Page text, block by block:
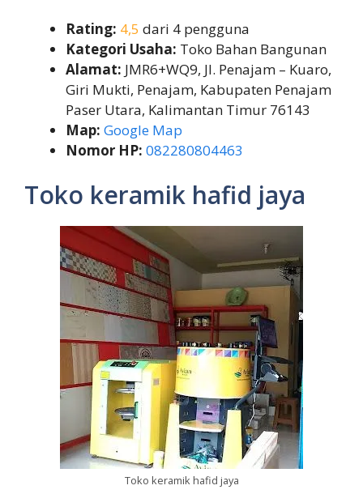
Rating: 4,5 dari 4 pengguna
Kategori Usaha: Toko Bahan Bangunan
Alamat: JMR6+WQ9, Jl. Penajam – Kuaro,
Giri Mukti, Penajam, Kabupaten Penajam
Paser Utara, Kalimantan Timur 76143
Map: Google Map
Nomor HP: 082280804463
Toko keramik hafid jaya
Toko keramik hafid jaya